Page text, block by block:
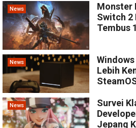
News
Monster
Switch 2
Tembus
News
Lebih
News
Survei
Jepang